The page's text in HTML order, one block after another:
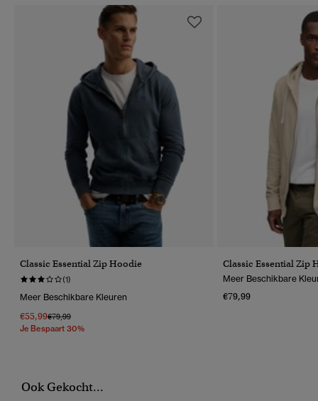
Classic Essential Zip Hoodie
(1)
Meer Beschikbare Kleuren
€55,99Prijs Verlaagd Van
€79,99Naar
Je Bespaart 30%
Classic Essential Zip
Meer Beschikbare
€79,99
Ook Gekocht...